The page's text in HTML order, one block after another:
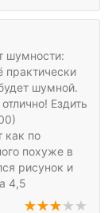
шумности:
практически
шумной.
Ездить
как по
похуже в
рисунок и
4,5